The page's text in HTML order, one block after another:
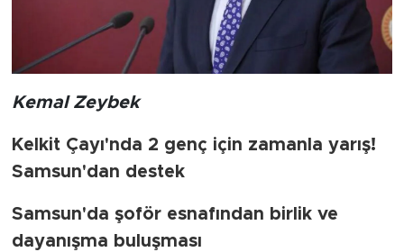
Kemal Zeybek
Kelkit Çayı'nda 2 genç için zamanla yarış!
Samsun'dan destek
Samsun'da şoför esnafından birlik ve
dayanışma buluşması